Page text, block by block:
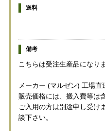
送料
備考
こちらは受注生産品になり
メーカー (マルゼン) 工場直
販売価格には、搬入費等は
ご入用の方は別途申し受け
談下さい。